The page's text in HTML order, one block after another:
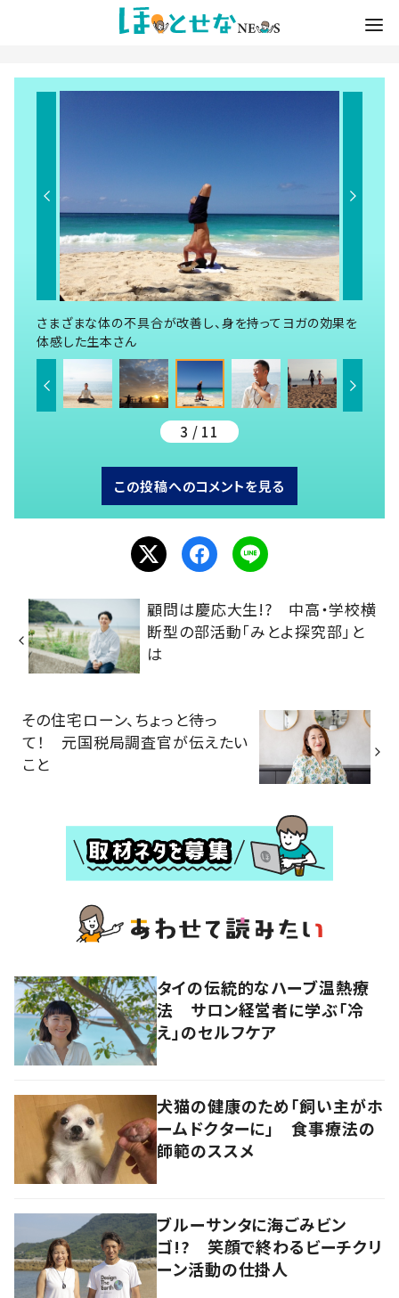
さまざまな体の不具合が改善し、身を持ってヨガの効果を
体感した生本さん
3 / 11
この投稿へのコメントを見る
顧問は慶応大生!? 中高・学校横
断型の部活動「みとよ探究部」と
は
その住宅ローン、ちょっと待っ
て！ 元国税局調査官が伝えたい
こと
タイの伝統的なハーブ温熱療
法 サロン経営者に学ぶ「冷
え」のセルフケア
犬猫の健康のため「飼い主がホ
ームドクターに」 食事療法の
師範のススメ
ブルーサンタに海ごみビン
ゴ!? 笑顔で終わるビーチクリ
ーン活動の仕掛人